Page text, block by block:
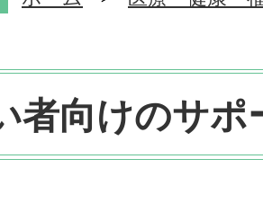
者向けのサポ